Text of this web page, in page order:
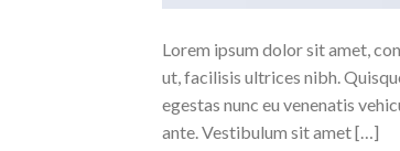
Lorem ipsum dolor sit amet,
ut, facilisis ultrices nibh.
egestas nunc eu venenatis
ante. Vestibulum sit amet […]